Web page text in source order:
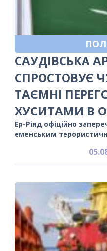
САУДІВСЬКА
СПРОСТОВУЄ
ТАЄМНІ
ХУСИТАМИ В
Ер-Ріяд офіційно
єменським